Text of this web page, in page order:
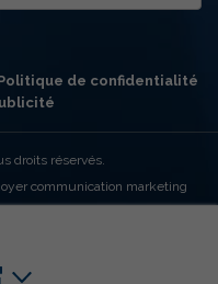
de confidentialité
droits réservés.
communication marketing